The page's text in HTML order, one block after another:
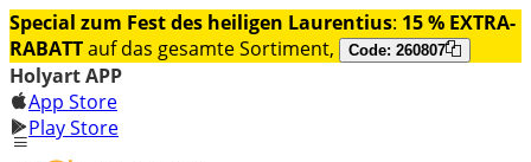
Special zum Fest des heiligen Laurentius: 15 % EXTRA-
RABATTauf das gesamte Sortiment, Code: 260807
Holyart APP
App Store
Play Store